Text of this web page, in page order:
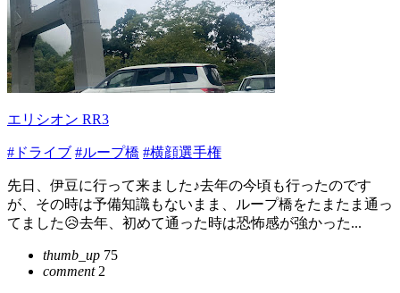
エリシオン RR3
#ドライブ #ループ橋 #横顔選手権
先日、伊豆に行って来ました♪去年の今頃も行ったのです
が、その時は予備知識もないまま、ループ橋をたまたま通っ
てました😥去年、初めて通った時は恐怖感が強かった...
thumb_up 75
comment2